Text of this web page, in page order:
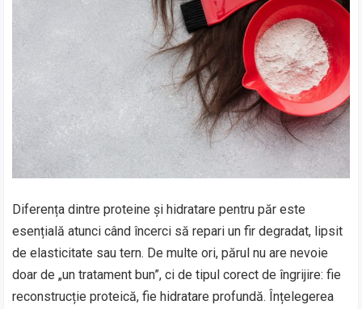
Diferența dintre proteine și hidratare pentru păr este
esențială atunci când încerci să repari un fir degradat, lipsit
de elasticitate sau tern. De multe ori, părul nu are nevoie
doar de „un tratament bun”, ci de tipul corect de îngrijire: fie
reconstrucție proteică, fie hidratare profundă. Înțelegerea